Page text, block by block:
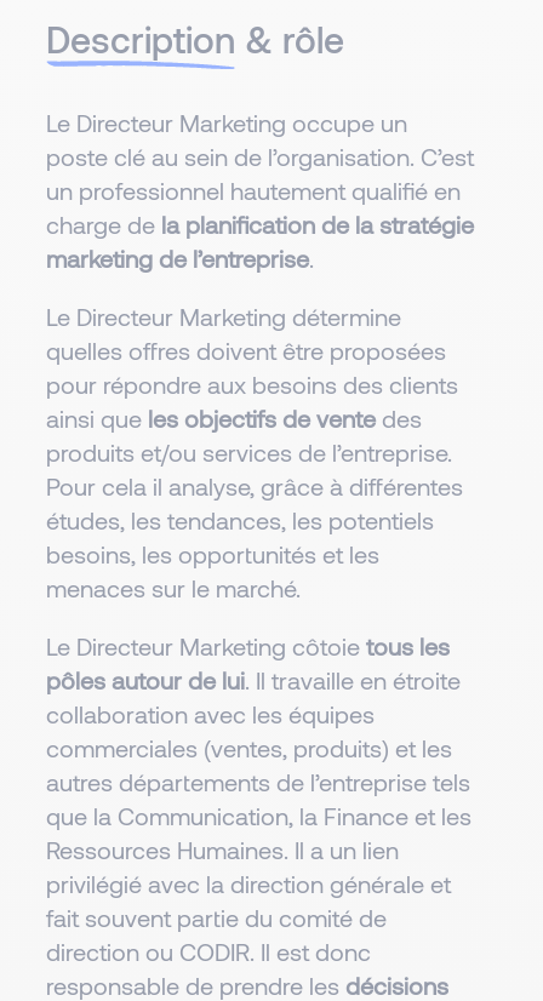
Description & rôle
Le Directeur Marketing occupe un
poste clé au sein de l’organisation. C’est
un professionnel hautement qualifié en
charge de la planification de la stratégie
marketing de l’entreprise.
Le Directeur Marketing détermine
quelles offres doivent être proposées
pour répondre aux besoins des clients
ainsi que les objectifs de ventedes
produits et/ou services de l’entreprise.
Pour cela il analyse, grâce à différentes
études, les tendances, les potentiels
besoins, les opportunités et les
menaces sur le marché.
Le Directeur Marketing côtoie tous les
pôles autour de lui. Il travaille en étroite
collaboration avec les équipes
commerciales (ventes, produits) et les
autres départements de l’entreprise tels
que la Communication, la Finance et les
Ressources Humaines. Il a un lien
privilégié avec la direction générale et
fait souvent partie du comité de
direction ou CODIR. Il est donc
responsable de prendre les décisions